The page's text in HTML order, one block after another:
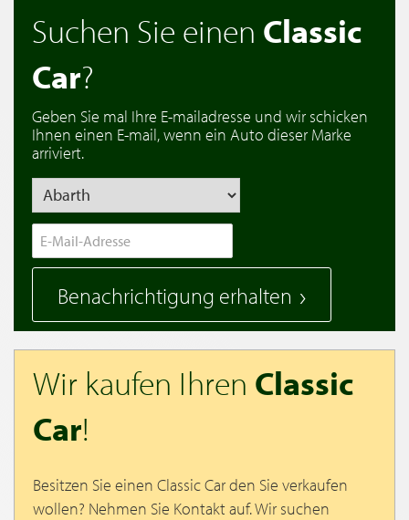
Suchen Sie einen Classic
Car?
Geben Sie mal Ihre E-mailadresse und wir schicken
Ihnen einen E-mail, wenn ein Auto dieser Marke
arriviert.
Benachrichtigung erhalten
Wir kaufen Ihren Classic
Car!
Besitzen Sie einen Classic Car den Sie verkaufen
wollen? Nehmen Sie Kontakt auf. Wir suchen